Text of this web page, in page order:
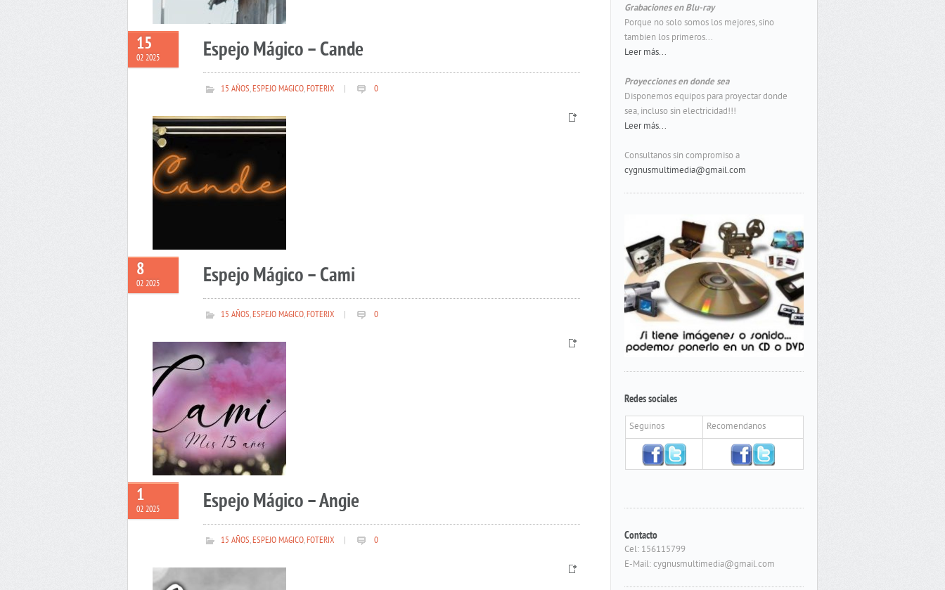
15
02 2025 Espejo Mágico – Cande
15 AÑOS,ESPEJO MAGICO,FOTERIX 0
8
02 2025 Espejo Mágico – Cami
15 AÑOS,ESPEJO MAGICO,FOTERIX 0
1
02 2025 Espejo Mágico – Angie
15 AÑOS,ESPEJO MAGICO,FOTERIX 0
Grabaciones en Blu-ray
Porque no solo somos los mejores, sino
tambien los primeros...
Leer más...
Proyecciones en donde sea
Disponemos equipos para proyectar donde
sea, incluso sin electricidad!!!
Leer más...
Consultanos sin compromiso a
cygnusmultimedia@gmail.com
Redes sociales
Seguinos Recomendanos
Cel: 156115799